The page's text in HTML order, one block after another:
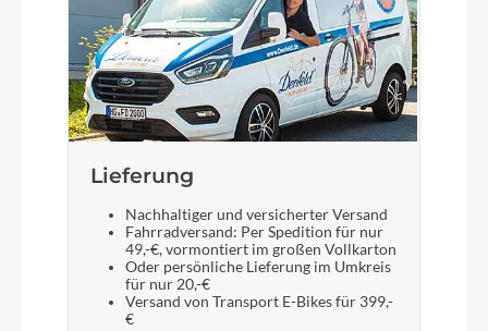
Lieferung
Nachhaltiger und versicherter Versand
Fahrradversand: Per Spedition für nur
49,-€, vormontiert im großen Vollkarton
Oder persönliche Lieferung im Umkreis
für nur 20,-€
Versand von Transport E-Bikes für 399,-
€